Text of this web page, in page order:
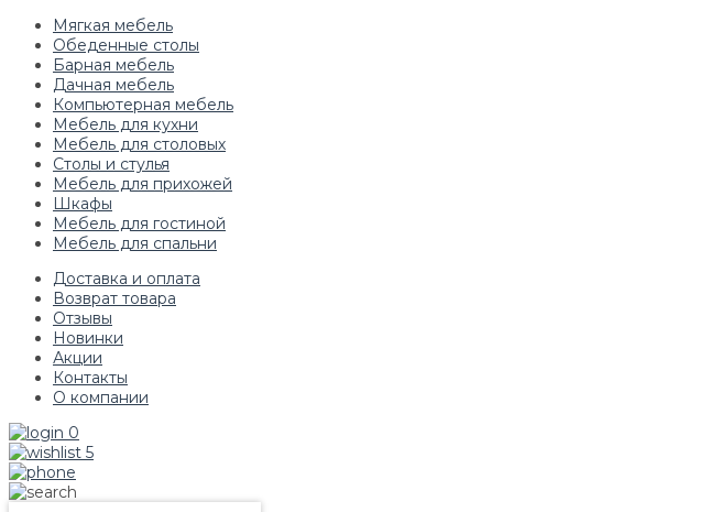
Мягкая мебель
Обеденные столы
Барная мебель
Дачная мебель
Компьютерная мебель
Мебель для кухни
Мебель для столовых
Столы и стулья
Мебель для прихожей
Шкафы
Мебель для гостиной
Мебель для спальни
Доставка и оплата
Возврат товара
Отзывы
Новинки
Акции
Контакты
О компании
0
5